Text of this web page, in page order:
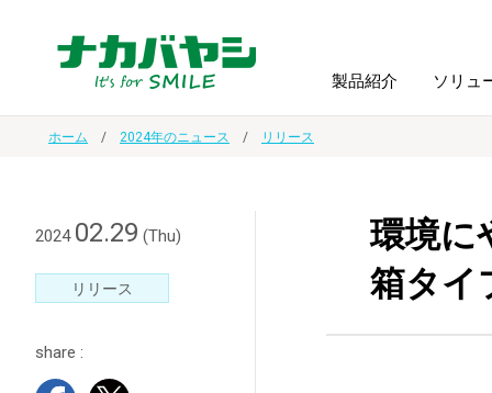
製品紹介
プリンタ用紙 ノート・
ソリュ
オーダー手帳・ノベルティ制作
IR情報
ホーム 2024年のニュース リリース
2024 02.29 (Thu)
リリース
share :
環境に
箱タイ